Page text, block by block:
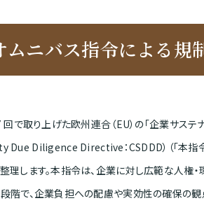
ムニバス指令による規
で取り上げた欧州連合（EU）の「企業サステ
Diligence Directive：CSDDD）（「本指
理します。本指令は、企業に対し広範な人権・
階で、企業負担への配慮や実効性の確保の観